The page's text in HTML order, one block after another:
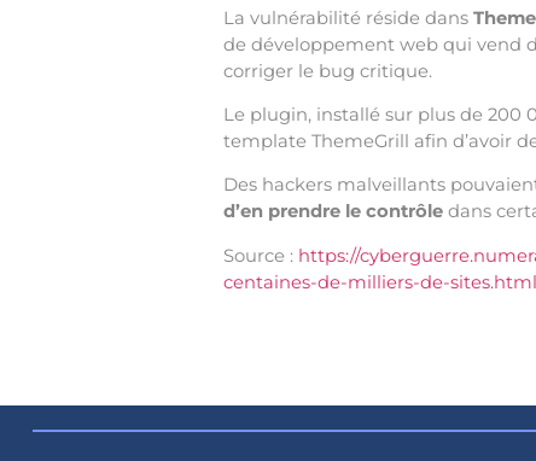
La vulnérabilité réside dans
de développement web qui vend
corriger le bug critique.
Le plugin, installé sur plus de 200
template ThemeGrill afin d’avoir
Des hackers malveillants
d’en prendre le contrôledans
Source : https://
centaines-de-milliers-de-sites.html